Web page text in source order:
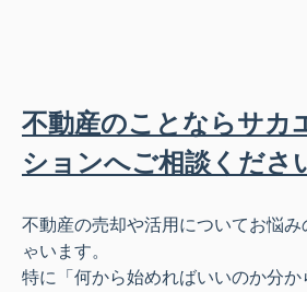
不動産のことならサカ
ションへご相談くださ
不動産の売却や活用についてお悩み
ゃいます。
特に「何から始めればいいのか分